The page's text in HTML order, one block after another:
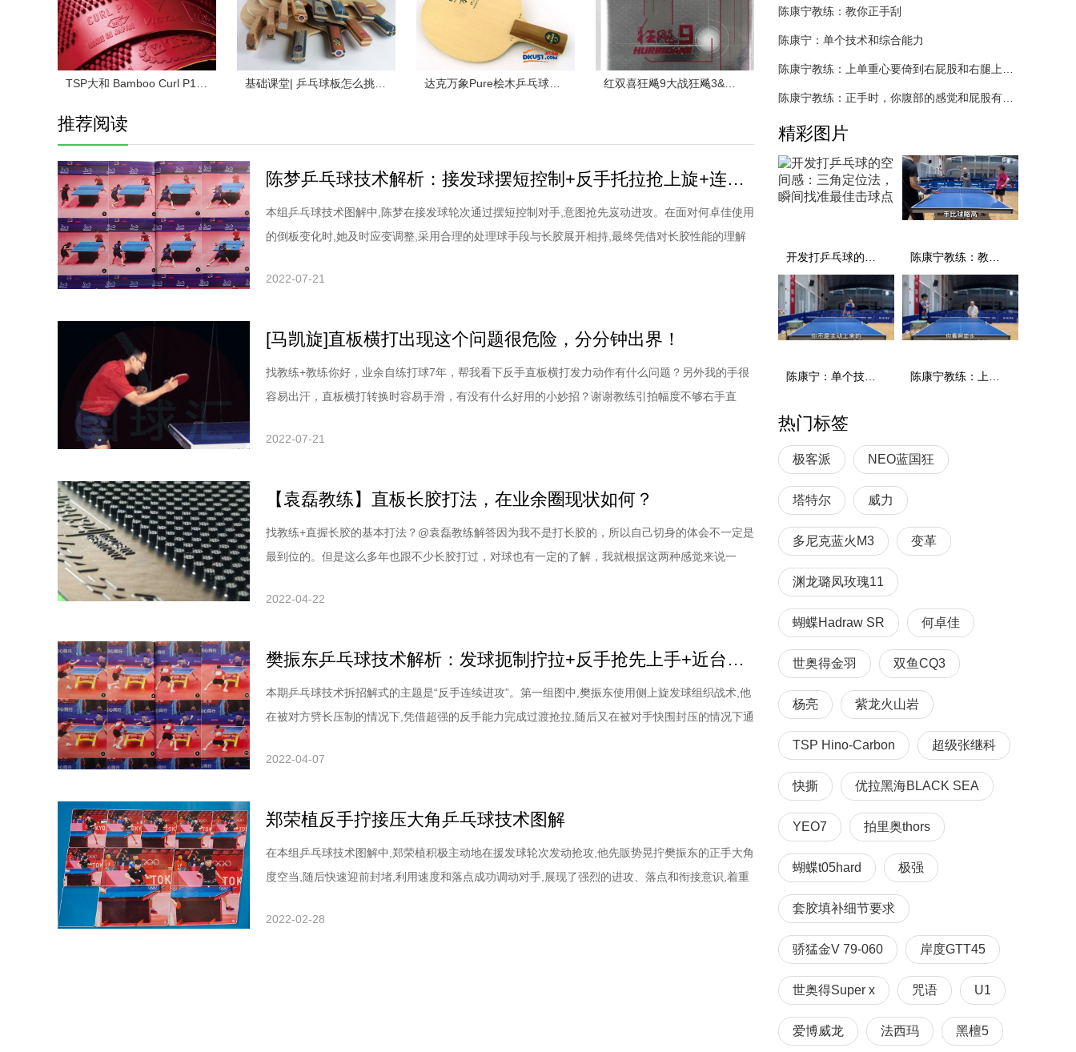
推荐阅读
陈梦乒乓球技术解析：接发球摆短控制+反手托拉抢上旋+连续发力打中间
本组乒乓球技术图解中,陈梦在接发球轮次通过摆短控制对手,意图抢先岌动进攻。在面对何卓佳使用
的倒板变化时,她及时应变调整,采用合理的处理球手段与长胶展开相持,最终凭借对长胶性能的理解
求如何摆短:微立板形,触球时迅速借力并制动如图,陈梦使用相对稳定的平站位处理接发球,因为她的
2022-07-21
[马凯旋]直板横打出现这个问题很危险，分分钟出界！
找教练+教练你好，业余自练打球7年，帮我看下反手直板横打发力动作有什么问题？另外我的手很
容易出汗，直板横打转换时容易手滑，有没有什么好用的小妙招？谢谢教练引拍幅度不够右手直
己琢磨，没有教练教过你，打成现在这个样子真就算说的过去了。当然，7年过长了。有一件事你得
2022-07-21
【袁磊教练】直板长胶打法，在业余圈现状如何？
找教练+直握长胶的基本打法？@袁磊教练解答因为我不是打长胶的，所以自己切身的体会不一定是
最到位的。但是这么多年也跟不少长胶打过，对球也有一定的了解，我就根据这两种感觉来说一
度，有0.8的、1.0的、1.2的，这些种类不同，你要做的相应调节也不一样。现在只贴单面胶皮的选
2022-04-22
樊振东乒乓球技术解析：发球扼制拧拉+反手抢先上手+近台暴力衔接
本期乒乓球技术拆招解式的主题是“反手连续进攻”。第一组图中,樊振东使用侧上旋发球组织战术,他
在被对方劈长压制的情况下,凭借超强的反手能力完成过渡抢拉,随后又在被对手快围封压的情况下通
为营”的战术思想。樊振东乒乓球技术解析：发球时如何抑制对方拧拉:靠旋转和落点破坏对方的动
2022-04-07
郑荣植反手拧接压大角乒乓球技术图解
在本组乒乓球技术图解中,郑荣植积极主动地在援发球轮次发动抢攻,他先販势晃拧樊振东的正手大角
度空当,随后快速迎前封堵,利用速度和落点成功调动对手,展现了强烈的进攻、落点和衔接意识,着重
及时把板形调整到反手拧拉的状态。图3-6中,郑荣植在处理接发球的时侯没有急于做出引手动作,他
2022-02-28
陈康宁教练：教你正手刮
陈康宁：单个技术和综合能力
精彩图片
热门标签
极客派 NEO蓝国狂
塔特尔 威力
多尼克蓝火M3 变革
渊龙璐凤玫瑰11
蝴蝶Hadraw SR 何卓佳
世奥得金羽 双鱼CQ3
杨亮 紫龙火山岩
TSP Hino-Carbon 超级张继科
快撕 优拉黑海BLACK SEA
YEO7 拍里奥thors
蝴蝶t05hard 极强
套胶填补细节要求
骄猛金V 79-060 岸度GTT45
世奥得Super x 咒语 U1
爱博威龙 法西玛 黑檀5